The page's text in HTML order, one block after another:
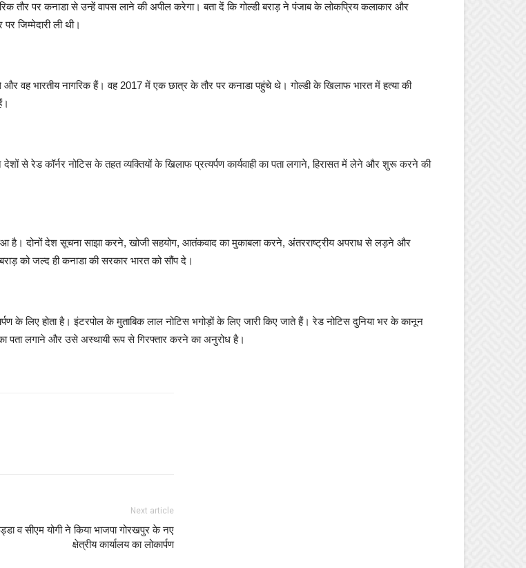
तौर पर कनाडा से उन्हें वापस लाने की अपील करेगा। बता दें कि गोल्डी बराड़ ने पंजाब के लोकप्रिय कलाकार और
जिम्मेदारी ली थी।
वह भारतीय नागरिक हैं। वह 2017 में एक छात्र के तौर पर कनाडा पहुंचे थे। गोल्डी के खिलाफ भारत में हत्या की
से रेड कॉर्नर नोटिस के तहत व्यक्तियों के खिलाफ प्रत्यर्पण कार्यवाही का पता लगाने, हिरासत में लेने और शुरू करने की
है। दोनों देश सूचना साझा करने, खोजी सहयोग, आतंकवाद का मुकाबला करने, अंतरराष्ट्रीय अपराध से लड़ने और
को जल्द ही कनाडा की सरकार भारत को सौंप दे।
के लिए होता है। इंटरपोल के मुताबिक लाल नोटिस भगोड़ों के लिए जारी किए जाते हैं। रेड नोटिस दुनिया भर के कानून
का पता लगाने और उसे अस्थायी रूप से गिरफ्तार करने का अनुरोध है।
Next article
व सीएम योगी ने क‍िया भाजपा गोरखपुर के नए
क्षेत्रीय कार्यालय का लोकार्पण